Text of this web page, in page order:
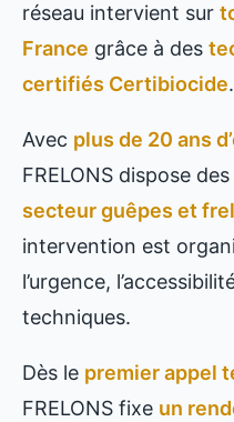
réseau intervient sur
France grâce à des
certifiés Certibiocide.
Avec plus de 20 ans
FRELONS dispose des
secteur guêpes et
intervention est
l’urgence,
techniques.
Dès le premier appel
FRELONS fixe un